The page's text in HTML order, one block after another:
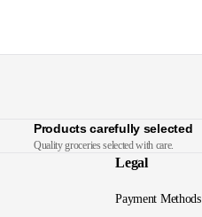
Products carefully selected
Quality groceries selected with care.
Legal
Payment Methods